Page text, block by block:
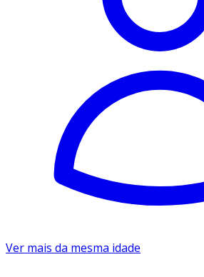
Ver mais da mesma idade